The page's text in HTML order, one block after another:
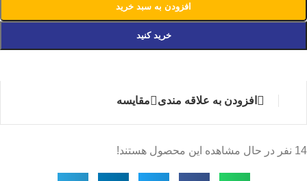
افزودن به سبد خرید
خرید کنید
افزودن به علاقه مندی مقایسه
14 نفر در حال مشاهده این محصول هستند!